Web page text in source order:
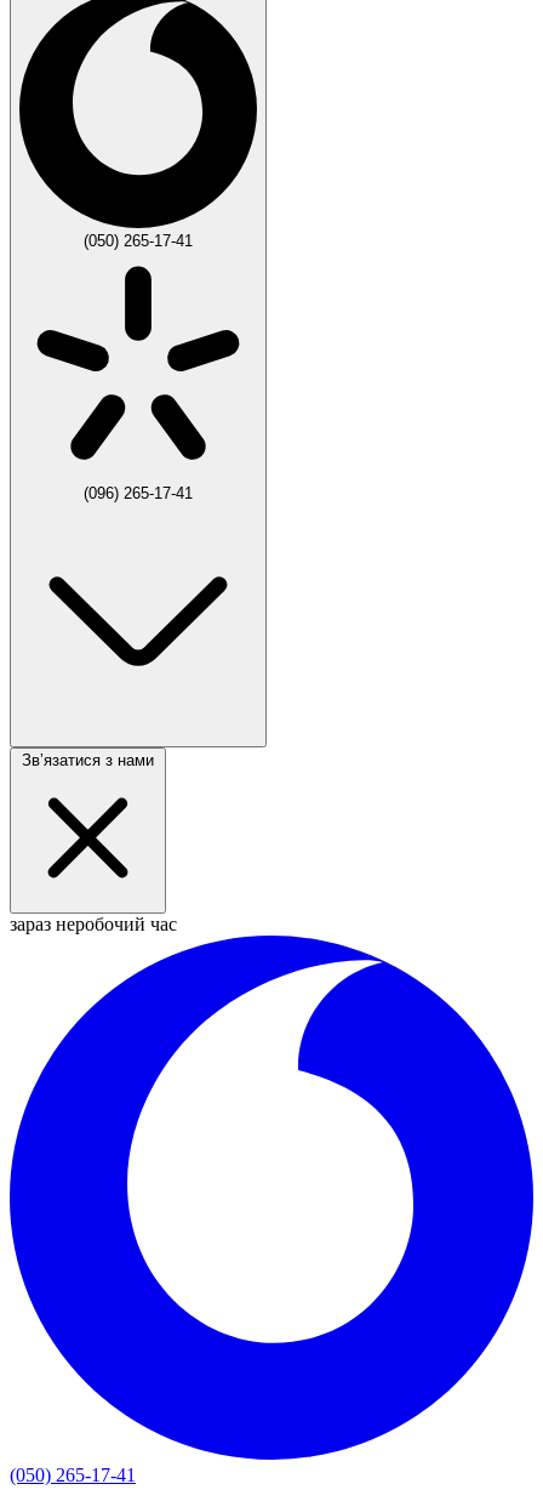
(050) 265-17-41
(096) 265-17-41
Звʼязатися з нами
зараз неробочий час
(050) 265-17-41